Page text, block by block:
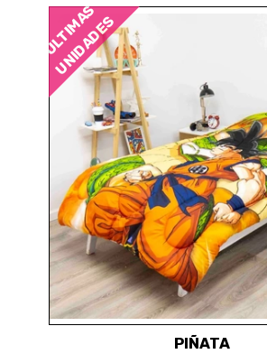
ÚLTIMAS
UNIDADES
PIÑATA